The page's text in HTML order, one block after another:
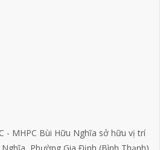
- MHPC Bùi Hữu Nghĩa sở hữu vị trí